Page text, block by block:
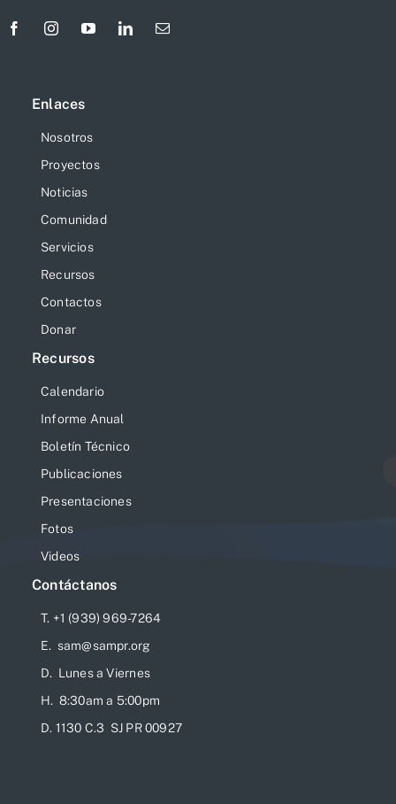
Enlaces
Nosotros
Proyectos
Noticias
Comunidad
Servicios
Recursos
Contactos
Donar
Recursos
Calendario
Informe Anual
Boletín Técnico
Publicaciones
Presentaciones
Fotos
Videos
Contáctanos
T. +1 (939) 969-7264
E. sam@sampr.org
D. Lunes a Viernes
H. 8:30am a 5:00pm
D. 1130 C.3 SJ PR 00927